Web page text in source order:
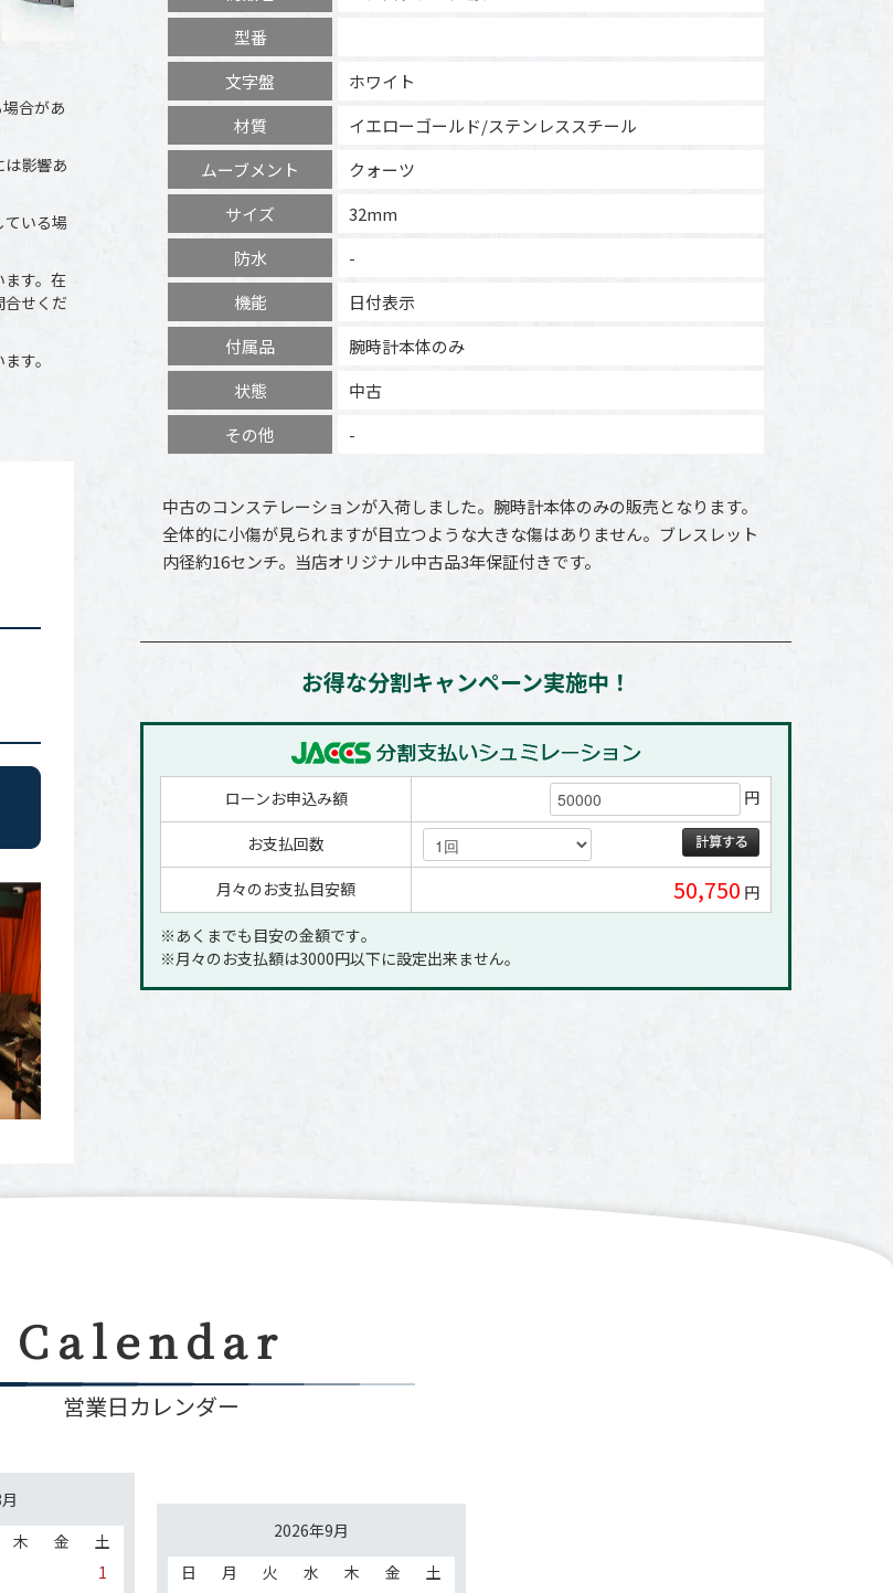
合があ
影響あ
いる場
す。在
せくだ
す。
型番
文字盤
ホワイト
材質
イエローゴールド/ステンレススチール
ムーブメント
クォーツ
サイズ
32mm
防水
-
機能
日付表示
付属品
腕時計本体のみ
状態
中古
その他
-
中古のコンステレーションが入荷しました。腕時計本体のみの販売となります。
全体的に小傷が見られますが目立つような大きな傷はありません。ブレスレット
内径約16センチ。当店オリジナル中古品3年保証付きです。
お得な分割キャンペーン実施中！
ローンお申込み額 円
お支払回数
月々のお支払目安額 50,750 円
※あくまでも目安の金額です｡
※月々のお支払額は3000円以下に設定出来ません｡
Calendar
営業日カレンダー
木 金
土
1
2026年9月
日
月 火 水 木 金
土